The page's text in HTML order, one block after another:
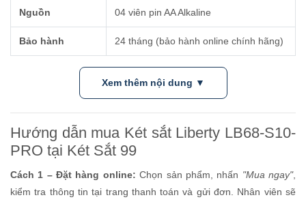
Nguồn 04 viên pin AA Alkaline
Bảo hành 24 tháng (bảo hành online chính hãng)
Xem thêm nội dung ▼
Hướng dẫn mua Két sắt Liberty LB68-S10-
PRO tại Két Sắt 99
Cách 1 – Đặt hàng online: Chọn sản phẩm, nhấn "Mua ngay",
kiểm tra thông tin tại trang thanh toán và gửi đơn. Nhân viên sẽ